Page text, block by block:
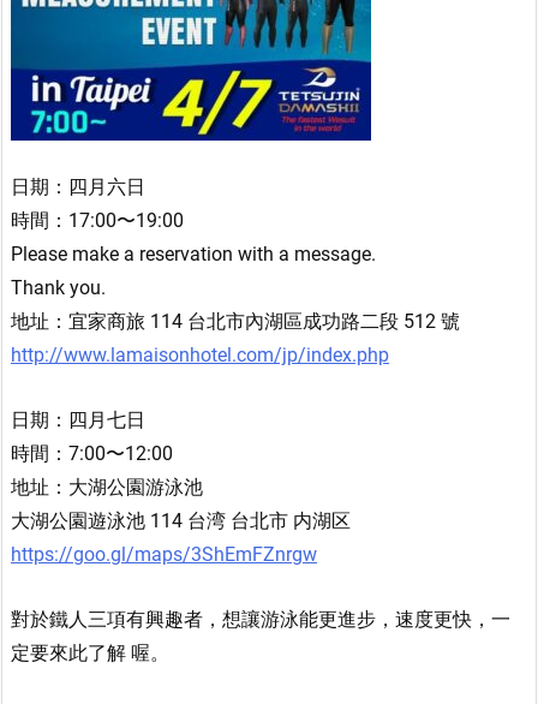
日期：四月六日
時間：17:00〜19:00
Please make a reservation with a message.
Thank you.
地址：宜家商旅 114 台北市內湖區成功路二段 512 號
http://www.lamaisonhotel.com/jp/index.php
日期：四月七日
時間：7:00〜12:00
地址：大湖公園游泳池
大湖公園遊泳池 114 台湾 台北市 内湖区
https://goo.gl/maps/3ShEmFZnrgw
對於鐵人三項有興趣者，想讓游泳能更進步，速度更快，一
定要來此了解 喔。